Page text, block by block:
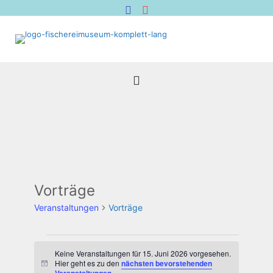
Vorträge
Veranstaltungen Vorträge
für
Hinweis
Keine Veranstaltungen für 15. Juni 2026 vorgesehen.
Hier geht es zu dennächsten bevorstehenden